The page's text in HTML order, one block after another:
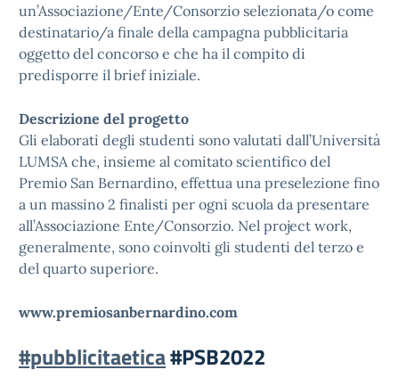
un’Associazione/Ente/Consorzio selezionata/o come
destinatario/a finale della campagna pubblicitaria
oggetto del concorso e che ha il compito di
predisporre il brief iniziale.
Descrizione del progetto
Gli elaborati degli studenti sono valutati dall’Università
LUMSA che, insieme al comitato scientifico del
Premio San Bernardino, effettua una preselezione fino
a un massino 2 finalisti per ogni scuola da presentare
all’Associazione Ente/Consorzio. Nel project work,
generalmente, sono coinvolti gli studenti del terzo e
del quarto superiore.
www.premiosanbernardino.com
#pubblicitaetica#PSB2022